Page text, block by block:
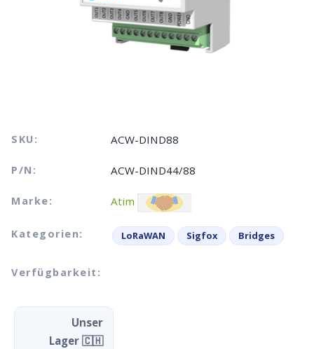
SKU: ACW-DIND88
P/N: ACW-DIND44/88
Marke: Atim
Kategorien: LoRaWAN Sigfox Bridges
Verfügbarkeit:
Unser
Lager 🇨🇭